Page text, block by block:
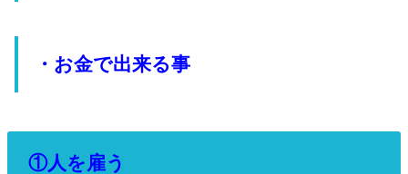
・お金で出来る事
①人を雇う